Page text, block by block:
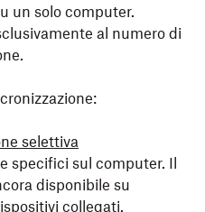
un solo computer.
al numero di
selettiva
specifici sul computer. Il
disponibile su
collegati.